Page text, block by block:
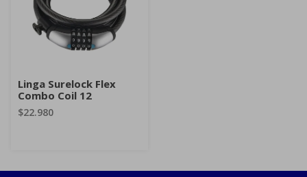
Linga Surelock Flex
Combo Coil 12
$22.980